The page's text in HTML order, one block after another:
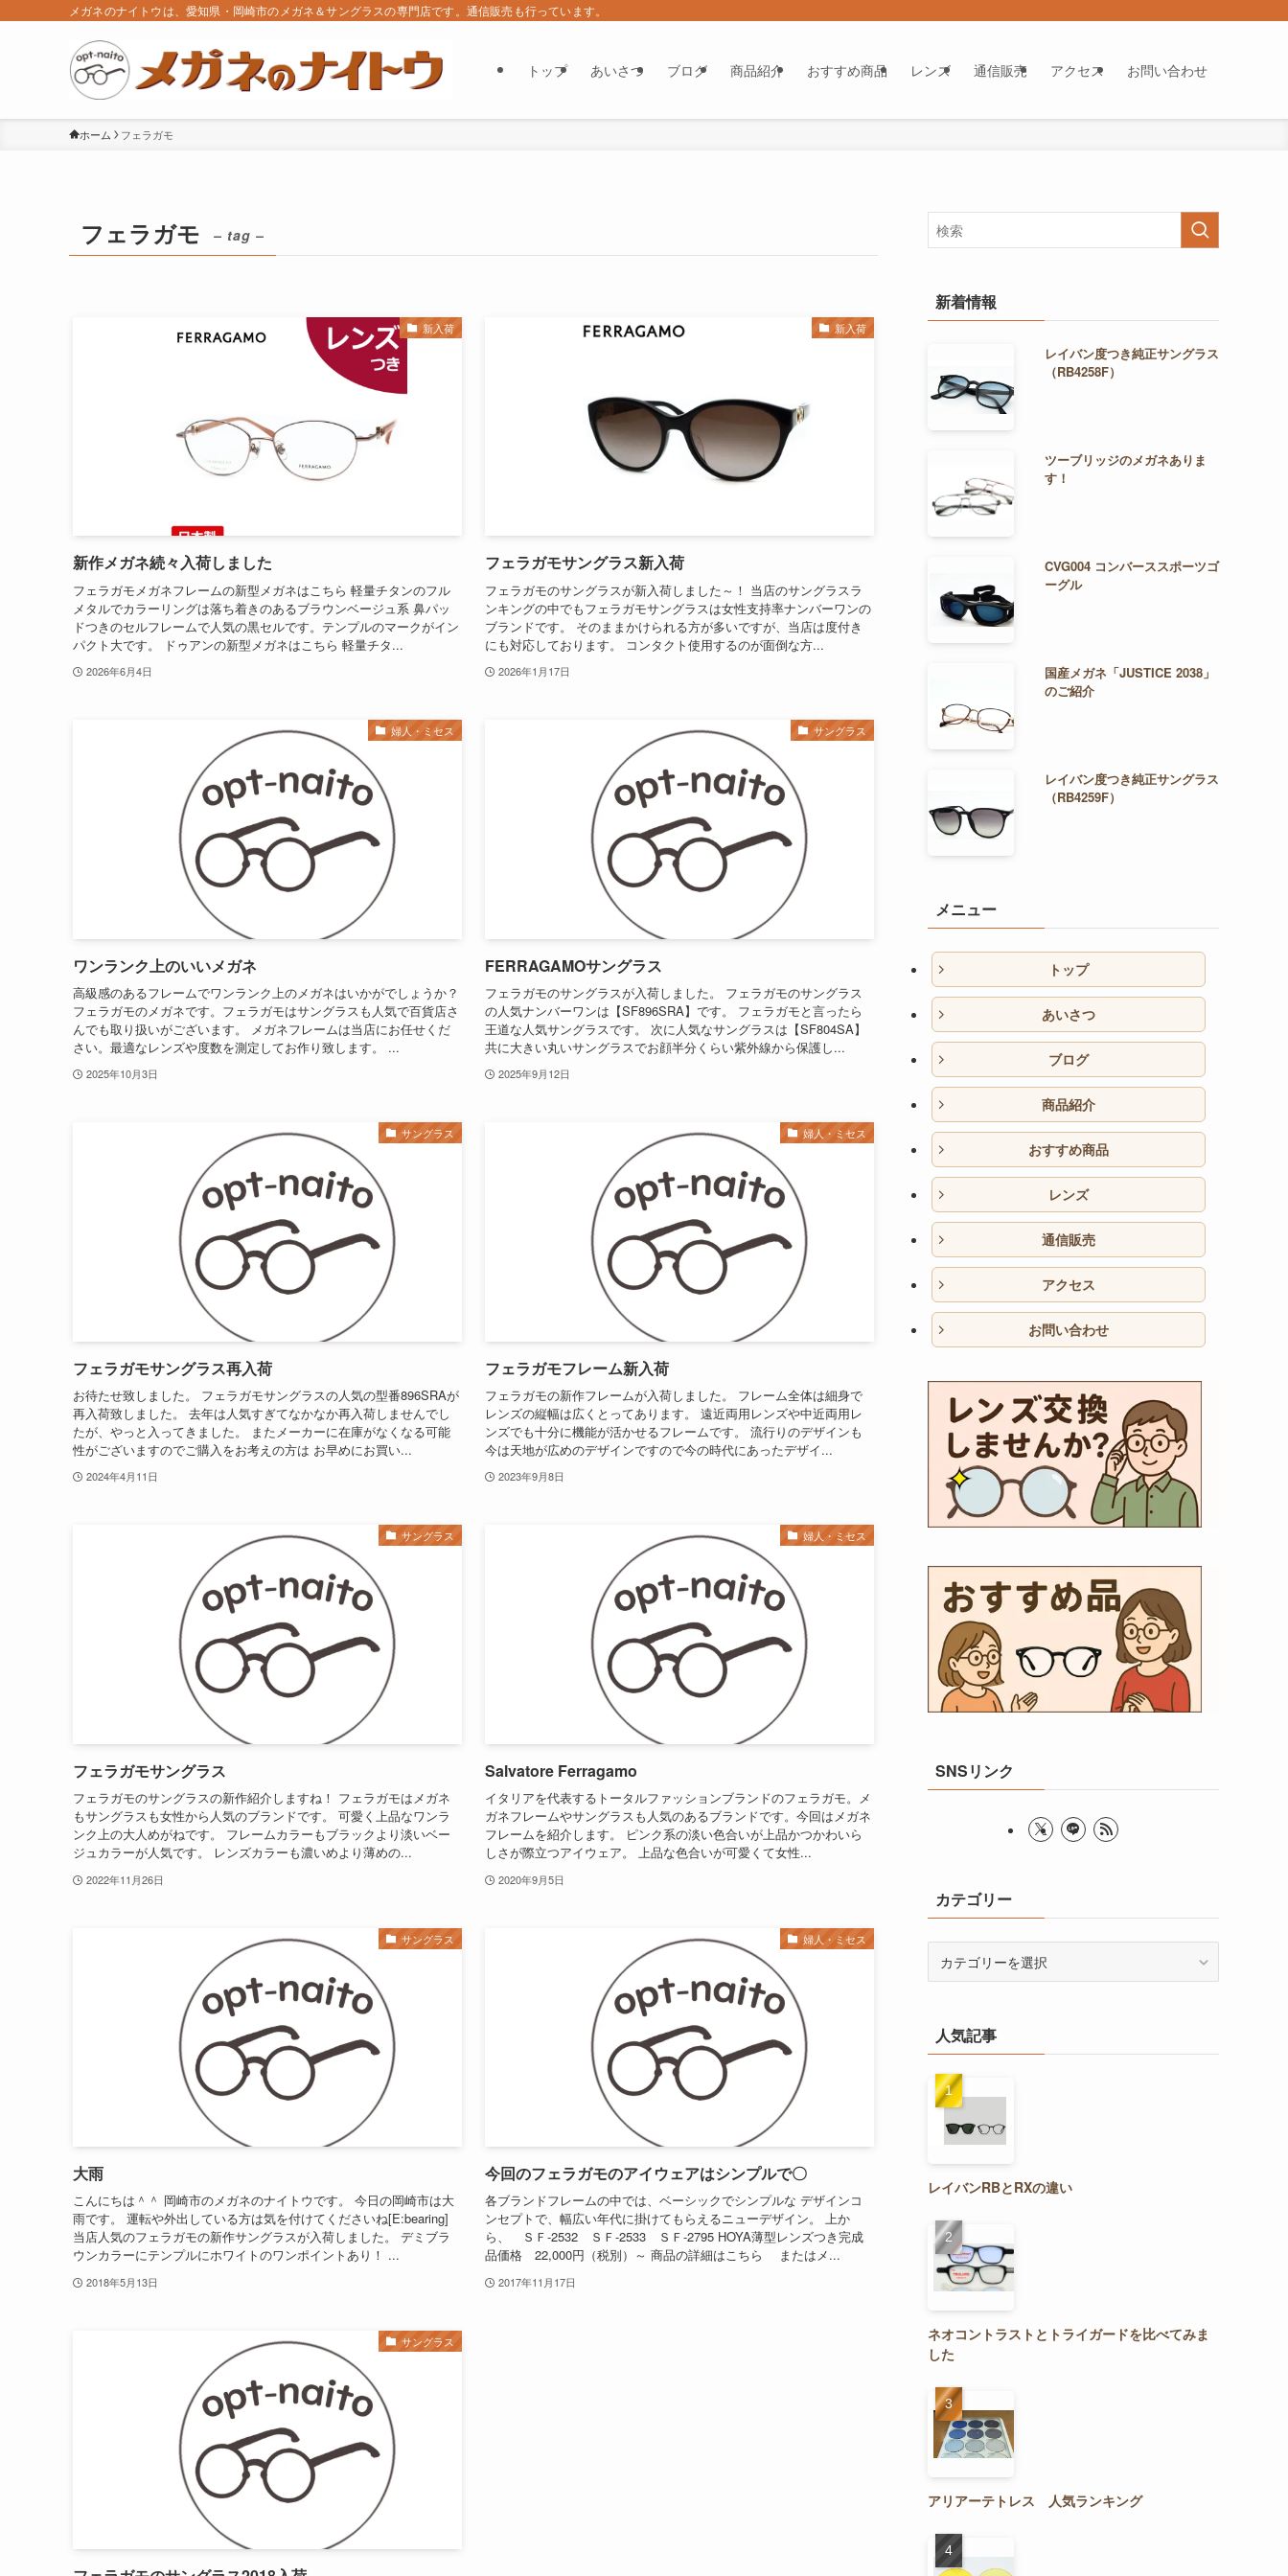
メガネのナイトウは、愛知県・岡崎市のメガネ＆サングラスの専門店です。通信販売も行っています。
トップ あいさつ ブログ 商品紹介 おすすめ商品 レンズ 通信販売 アクセス お問い合わせ
ホーム フェラガモ
フェラガモ – tag –
新入荷
新作メガネ続々入荷しました
フェラガモメガネフレームの新型メガネはこちら 軽量チタンのフル
メタルでカラーリングは落ち着きのあるブラウンベージュ系 鼻パッ
ドつきのセルフレームで人気の黒セルです。テンプルのマークがイン
パクト大です。 ドゥアンの新型メガネはこちら 軽量チタ...
2026年6月4日
新入荷
フェラガモサングラス新入荷
フェラガモのサングラスが新入荷しました～！ 当店のサングラスラ
ンキングの中でもフェラガモサングラスは女性支持率ナンバーワンの
ブランドです。 そのままかけられる方が多いですが、当店は度付き
にも対応しております。 コンタクト使用するのが面倒な方...
2026年1月17日
婦人・ミセス
ワンランク上のいいメガネ
高級感のあるフレームでワンランク上のメガネはいかがでしょうか？
フェラガモのメガネです。フェラガモはサングラスも人気で百貨店さ
んでも取り扱いがございます。 メガネフレームは当店にお任せくだ
さい。最適なレンズや度数を測定してお作り致します。 ...
2025年10月3日
サングラス
FERRAGAMOサングラス
フェラガモのサングラスが入荷しました。 フェラガモのサングラス
の人気ナンバーワンは【SF896SRA】です。 フェラガモと言ったら
王道な人気サングラスです。 次に人気なサングラスは【SF804SA】
共に大きい丸いサングラスでお顔半分くらい紫外線から保護し...
2025年9月12日
サングラス
フェラガモサングラス再入荷
お待たせ致しました。 フェラガモサングラスの人気の型番896SRAが
再入荷致しました。 去年は人気すぎてなかなか再入荷しませんでし
たが、やっと入ってきました。 またメーカーに在庫がなくなる可能
性がございますのでご購入をお考えの方は お早めにお買い...
2024年4月11日
婦人・ミセス
フェラガモフレーム新入荷
フェラガモの新作フレームが入荷しました。 フレーム全体は細身で
レンズの縦幅は広くとってあります。 遠近両用レンズや中近両用レ
ンズでも十分に機能が活かせるフレームです。 流行りのデザインも
今は天地が広めのデザインですので今の時代にあったデザイ...
2023年9月8日
サングラス
フェラガモサングラス
フェラガモのサングラスの新作紹介しますね！ フェラガモはメガネ
もサングラスも女性から人気のブランドです。 可愛く上品なワンラ
ンク上の大人めがねです。 フレームカラーもブラックより淡いベー
ジュカラーが人気です。 レンズカラーも濃いめより薄めの...
2022年11月26日
婦人・ミセス
Salvatore Ferragamo
イタリアを代表するトータルファッションブランドのフェラガモ。メ
ガネフレームやサングラスも人気のあるブランドです。今回はメガネ
フレームを紹介します。 ピンク系の淡い色合いが上品かつかわいら
しさが際立つアイウェア。 上品な色合いが可愛くて女性...
2020年9月5日
サングラス
大雨
こんにちは＾＾ 岡崎市のメガネのナイトウです。 今日の岡崎市は大
雨です。 運転や外出している方は気を付けてくださいね[E:bearing]
当店人気のフェラガモの新作サングラスが入荷しました。 デミブラ
ウンカラーにテンプルにホワイトのワンポイントあり！ ...
2018年5月13日
婦人・ミセス
今回のフェラガモのアイウェアはシンプルで〇
各ブランドフレームの中では、ベーシックでシンプルな デザインコ
ンセプトで、幅広い年代に掛けてもらえるニューデザイン。 上か
ら、 ＳＦ-2532 ＳＦ-2533 ＳＦ-2795 HOYA薄型レンズつき完成
品価格 22,000円（税別）～ 商品の詳細はこちら またはメ...
2017年11月17日
サングラス
新着情報
レイバン度つき純正サングラス
（RB4258F）
ツーブリッジのメガネありま
す！
CVG004 コンバーススポーツゴ
ーグル
国産メガネ「JUSTICE 2038」
のご紹介
レイバン度つき純正サングラス
（RB4259F）
メニュー
トップ
あいさつ
ブログ
商品紹介
おすすめ商品
レンズ
通信販売
アクセス
お問い合わせ
SNSリンク
カテゴリー
ー人気記事
レイバンRBとRXの違い
ネオコントラストとトライガードを比べてみま
した
アリアーテトレス 人気ランキング